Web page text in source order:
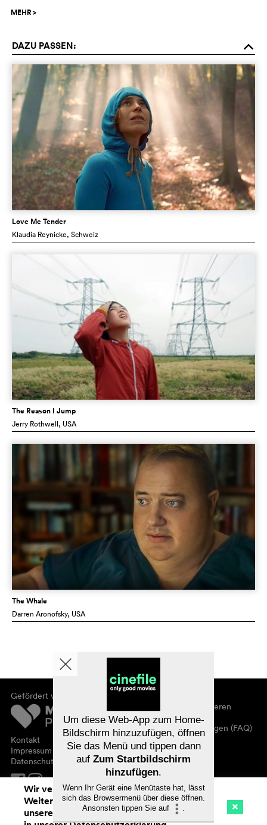
MEHR>
DAZU PASSEN: o
Love Me Tender
Klaudia Reynicke, Schweiz
The Reason I Jump
Jerry Rothwell, USA
The Whale
Darren Aronofsky, USA
Gefördert von
Kontakt
Impressum
Datenschutz
Registrieren/abonnieren
Newsletter
Häufig gestellte Fragen (FAQ)
Gutscheine
Wir verwenden Cookies. Mit dem
Weitersurfen auf cinefile.ch stimmen Sie
unserer Cookie-Nutzung zu. Mehr Infos
Um diese Web-App zum Home-
Bildschirm hinzuzufügen, öffnen
Sie das Menü und tippen dann
auf Zum Startbildschirm
hinzufügen.
Wenn Ihr Gerät eine Menütaste hat, lässt
sich das Browsermenü über diese öffnen.
Ansonsten tippen Sie auf
.